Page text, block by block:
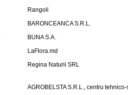
Rangoli
BARONCEANCA S.R.L.
BUNA S.A.
LaFlora.md
Regina Naturii SRL
AGROBELSTA S.R.L., centru